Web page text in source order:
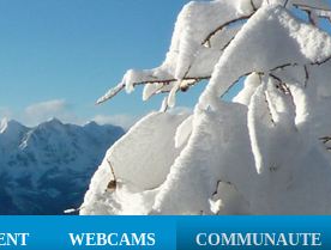
WEBCAMS COMMUNAUTE